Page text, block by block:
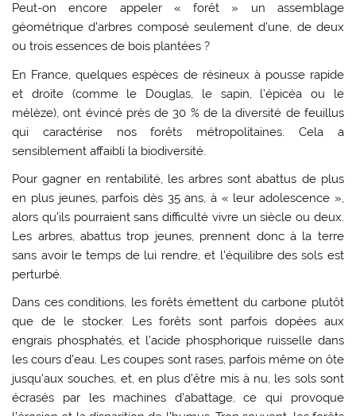
Peut-on encore appeler « forêt » un assemblage
géométrique d’arbres composé seulement d’une, de deux
ou trois essences de bois plantées ?
En France, quelques espèces de résineux à pousse rapide
et droite (comme le Douglas, le sapin, l’épicéa ou le
mélèze), ont évincé près de 30 % de la diversité de feuillus
qui caractérise nos forêts métropolitaines. Cela a
sensiblement affaibli la biodiversité.
Pour gagner en rentabilité, les arbres sont abattus de plus
en plus jeunes, parfois dès 35 ans, à « leur adolescence »,
alors qu’ils pourraient sans difficulté vivre un siècle ou deux.
Les arbres, abattus trop jeunes, prennent donc à la terre
sans avoir le temps de lui rendre, et l’équilibre des sols est
perturbé.
Dans ces conditions, les forêts émettent du carbone plutôt
que de le stocker. Les forêts sont parfois dopées aux
engrais phosphatés, et l’acide phosphorique ruisselle dans
les cours d’eau. Les coupes sont rases, parfois même on ôte
jusqu’aux souches, et, en plus d’être mis à nu, les sols sont
écrasés par les machines d’abattage, ce qui provoque